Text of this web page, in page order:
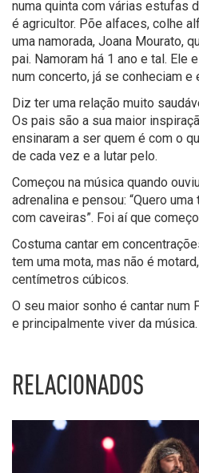
numa quinta com várias estufas
é agricultor. Põe alfaces, colhe
uma namorada, Joana Mourato,
pai. Namoram há 1 ano e tal. Ele
num concerto, já se conheciam e
Diz ter uma relação muito
Os pais são a sua maior
ensinaram a ser quem é com o
de cada vez e a lutar pelo.
Começou na música quando
adrenalina e pensou: “Quero
com caveiras”. Foi aí que
Costuma cantar em
tem uma mota, mas não é
centímetros cúbicos.
O seu maior sonho é cantar num
e principalmente viver da música.
RELACIONADOS